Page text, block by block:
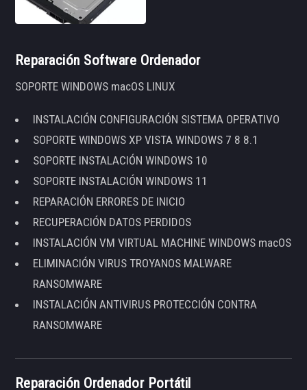
Reparación Software Ordenador
SOPORTE WINDOWS macOS LINUX
INSTALACIÓN CONFIGURACIÓN SISTEMA OPERATIVO
SOPORTE WINDOWS XP VISTA WINDOWS 7 8 8.1
SOPORTE INSTALACIÓN WINDOWS 10
SOPORTE INSTALACIÓN WINDOWS 11
REPARACIÓN ERRORES DE INICIO
RECUPERACIÓN DATOS PERDIDOS
INSTALACIÓN VM VIRTUAL MACHINE WINDOWS macOS
ELIMINACIÓN VIRUS TROYANOS MALWARE
RANSOMWARE
INSTALACIÓN ANTIVIRUS PROTECCIÓN CONTRA
RANSOMWARE
Reparación Ordenador Portátil